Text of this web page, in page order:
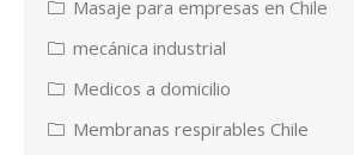
Masaje para empresas en Chile
mecánica industrial
Medicos a domicilio
Membranas respirables Chile